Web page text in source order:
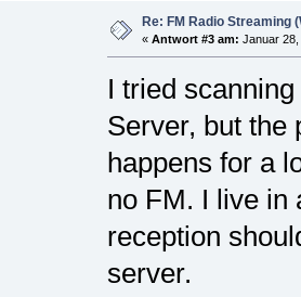
Re: FM Radio Streaming
« Antwort #3 am: Januar
I tried
Server, but the
happens for a
no FM. I live in
reception
server.